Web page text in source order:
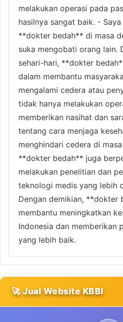
melakukan operasi pada
hasilnya sangat baik. -
**dokter bedah** di masa
suka mengobati orang lain.
sehari-hari, **dokter
dalam membantu
mengalami cedera atau
tidak hanya melakukan
memberikan nasihat dan
tentang cara menjaga
menghindari cedera di
**dokter bedah** juga
melakukan penelitian dan
teknologi medis yang lebih
Dengan demikian, **dokter
membantu meningkatkan
Indonesia dan memberikan
yang lebih baik.
🚀 Jual Website KBBI